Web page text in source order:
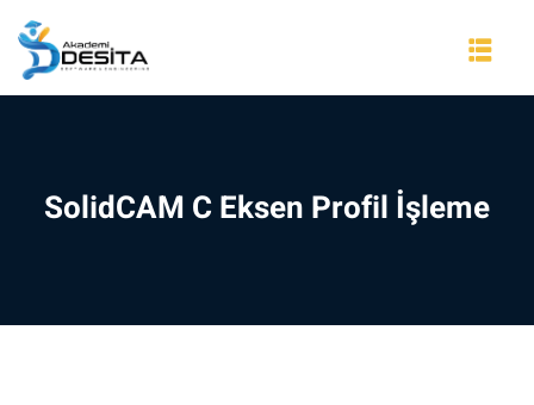
Skip
content
SolidCAM C Eksen Profil İşleme